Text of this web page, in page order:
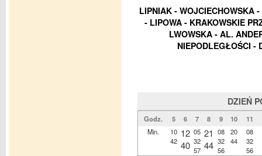
LIPNIAK - WOJCIECHOWSKA
- LIPOWA - KRAKOWSKIE
LWOWSKA - AL.
NIEPODLEGŁOŚCI -
DZIEŃ
Godz. 5 6 7 8 9 10 11
Min.
10
42
12
40
05
32
57
21
44
08
32
56
20
44
08
32
56